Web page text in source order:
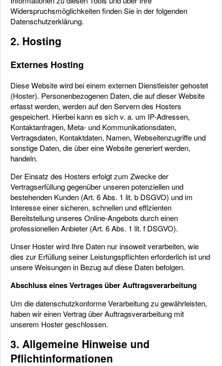
Widerspruchsmöglichkeiten finden Sie in der folgenden
Datenschutzerklärung.
2. Hosting
Externes Hosting
Diese Website wird bei einem externen Dienstleister gehostet
(Hoster). Personenbezogenen Daten, die auf dieser Website
erfasst werden, werden auf den Servern des Hosters
gespeichert. Hierbei kann es sich v. a. um IP-Adressen,
Kontaktanfragen, Meta- und Kommunikationsdaten,
Vertragsdaten, Kontaktdaten, Namen, Webseitenzugriffe und
sonstige Daten, die über eine Website generiert werden,
handeln.
Der Einsatz des Hosters erfolgt zum Zwecke der
Vertragserfüllung gegenüber unseren potenziellen und
bestehenden Kunden (Art. 6 Abs. 1 lit. b DSGVO) und im
Interesse einer sicheren, schnellen und effizienten
Bereitstellung unseres Online-Angebots durch einen
professionellen Anbieter (Art. 6 Abs. 1 lit. f DSGVO).
Unser Hoster wird Ihre Daten nur insoweit verarbeiten, wie
dies zur Erfüllung seiner Leistungspflichten erforderlich ist und
unsere Weisungen in Bezug auf diese Daten befolgen.
Abschluss eines Vertrages über Auftragsverarbeitung
Um die datenschutzkonforme Verarbeitung zu gewährleisten,
haben wir einen Vertrag über Auftragsverarbeitung mit
unserem Hoster geschlossen.
3. Allgemeine Hinweise und
Pflichtinformationen